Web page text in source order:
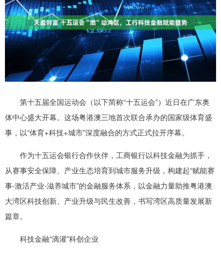
第十五届全国运动会（以下简称“十五运会”）近日在广东奥
体中心盛大开幕。这场粤港澳三地首次联合承办的国家级体育盛
事，以“体育+科技+城市”深度融合的方式正式拉开序幕。
作为十五运会银行合作伙伴，工商银行以科技金融为抓手，
从赛事安全保障、产业生态培育到城市服务升级，构建起“赋能赛
事-激活产业-滋养城市”的金融服务体系，以金融力量助推粤港澳
大湾区科技创新、产业升级与民生改善，书写湾区高质量发展新
篇章。
科技金融“滴灌”科创企业